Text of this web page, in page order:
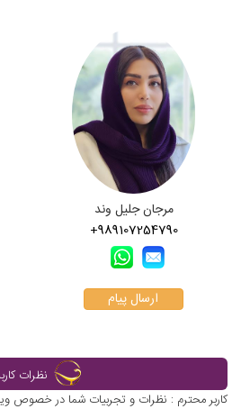
مرجان جلیل وند
+989107254790
ارسال پیام
نظرات
کاربر محترم : نظرات و تجربیات شما در خصوص